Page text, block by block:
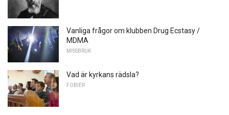
Vanliga frågor om klubben Drug Ecstasy /
MDMA
MISSBRUK
Vad är kyrkans rädsla?
FOBIER